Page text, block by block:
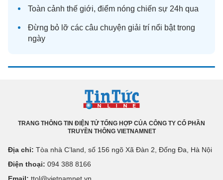
Toàn cảnh thế giới, điểm nóng chiến sự 24h qua
Đừng bỏ lỡ các câu chuyện giải trí nổi bật trong
ngày
TRANG THÔNG TIN ĐIỆN TỬ TỔNG HỢP CỦA CÔNG TY CỔ PHẦN
TRUYỀN THÔNG VIETNAMNET
Địa chỉ: Tòa nhà C’land, số 156 ngõ Xã Đàn 2, Đống Đa, Hà Nội
Điện thoại: 094 388 8166